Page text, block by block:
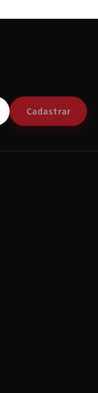
Cadastrar